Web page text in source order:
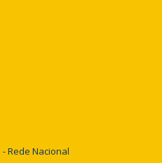
Rede Nacional